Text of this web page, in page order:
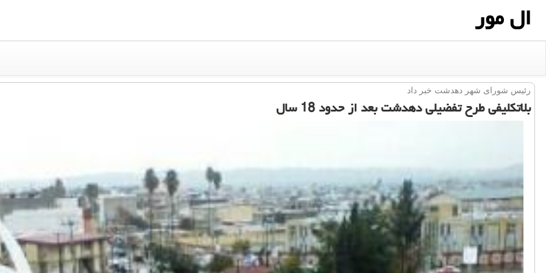
ال مور
رئیس شورای شهر دهدشت خبر داد
بلاتكلیفی طرح تفضیلی دهدشت بعد از حدود 18 سال